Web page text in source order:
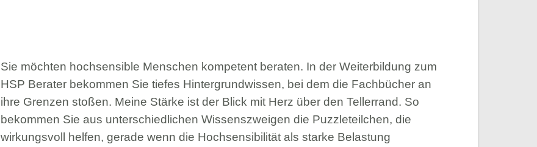
Sie möchten hochsensible Menschen kompetent beraten. In der Weiterbildung zum
HSP Berater bekommen Sie tiefes Hintergrundwissen, bei dem die Fachbücher an
ihre Grenzen stoßen. Meine Stärke ist der Blick mit Herz über den Tellerrand. So
bekommen Sie aus unterschiedlichen Wissenszweigen die Puz­zle­teil­chen, die
wirkungsvoll helfen, gerade wenn die Hochsensibilität als starke Belastung